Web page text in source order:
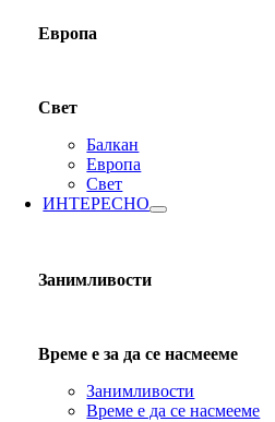
Европа
Свет
Балкан
Европа
Свет
ИНТЕРЕСНО
Занимливости
Време е за да се насмееме
Занимливости
Време е да се насмееме